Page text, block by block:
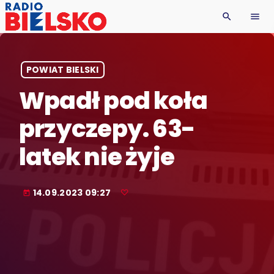
search menu
POWIAT BIELSKI
Wpadł pod koła
przyczepy. 63-
latek nie żyje
today 14.09.2023 09:27